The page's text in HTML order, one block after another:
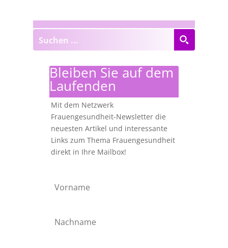
Bleiben Sie auf dem
Laufenden
Mit dem Netzwerk
Frauengesundheit-Newsletter die
neuesten Artikel und interessante
Links zum Thema Frauengesundheit
direkt in Ihre Mailbox!